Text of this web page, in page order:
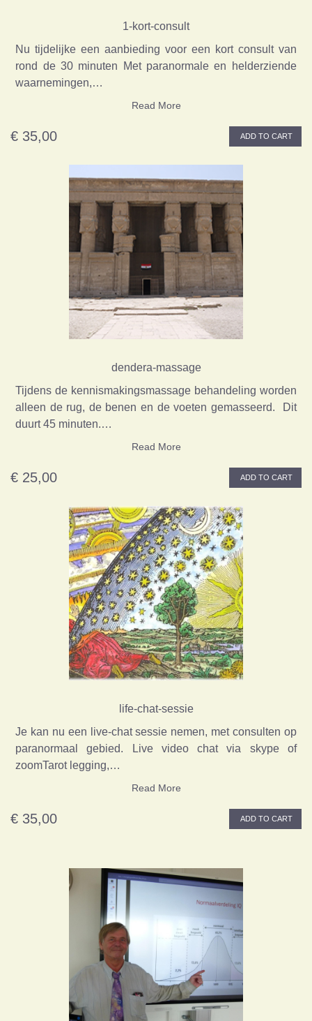
1-kort-consult
Nu tijdelijke een aanbieding voor een kort consult van
rond de 30 minuten Met paranormale en helderziende
waarnemingen,…
Read More
€ 35,00 ADD TO CART
dendera-massage
Tijdens de kennismakingsmassage behandeling worden
alleen de rug, de benen en de voeten gemasseerd. Dit
duurt 45 minuten.…
Read More
€ 25,00 ADD TO CART
life-chat-sessie
Je kan nu een live-chat sessie nemen, met consulten op
paranormaal gebied. Live video chat via skype of
zoomTarot legging,…
Read More
€ 35,00 ADD TO CART